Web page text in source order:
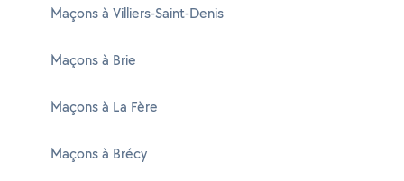
Maçons à Villiers-Saint-Denis
Maçons à Brie
Maçons à La Fère
Maçons à Brécy